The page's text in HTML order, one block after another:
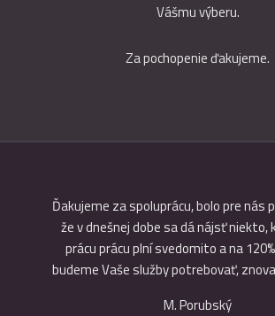
Vášmu výberu.
Za pochopenie ďakujeme.
Ďakujeme za spoluprácu, bolo pre nás
že v dnešnej dobe sa dá nájsť niekto,
prácu prácu plní svedomito a na
budeme Vaše služby potrebovať,
M. Porubský